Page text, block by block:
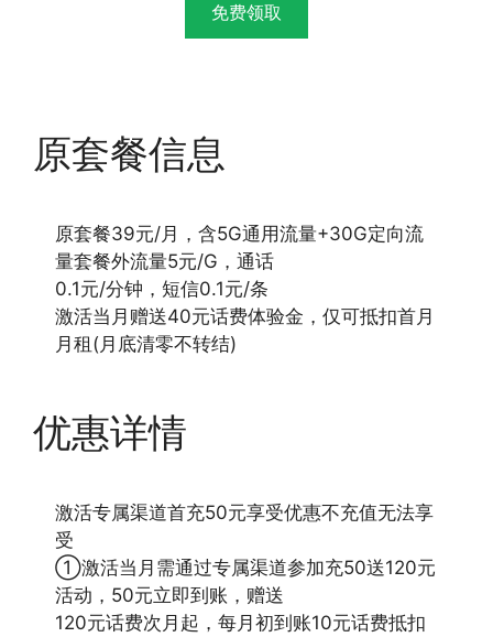
免费领取
原套餐信息
原套餐39元/月，含5G通用流量+30G定向流
量套餐外流量5元/G，通话
0.1元/分钟，短信0.1元/条
激活当月赠送40元话费体验金，仅可抵扣首月
月租(月底清零不转结)
优惠详情
激活专属渠道首充50元享受优惠不充值无法享
受
①激活当月需通过专属渠道参加充50送120元
活动，50元立即到账，赠送
120元话费次月起，每月初到账10元话费抵扣